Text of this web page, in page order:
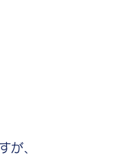
が、